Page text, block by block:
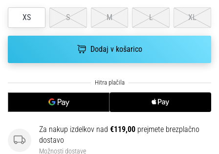
tek
spremembo
smeri
in
eksplozivnost
menjavi
Kako…
XS S M L XL
Dodaj v košarico
Za nakup izdelkov nad €119,00 prejmete brezplačno
dostavo
Možnosti dostave